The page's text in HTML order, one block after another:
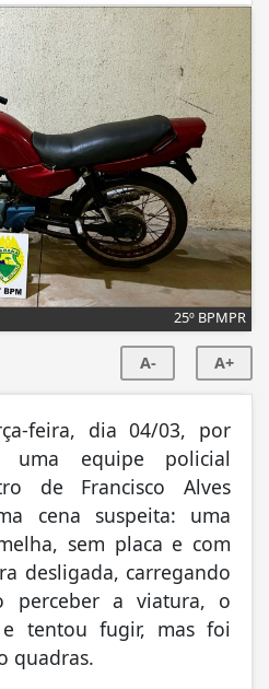
25º BPMPR
A- A+
feira, dia 04/03, por
uma equipe policial
de Francisco Alves
cena suspeita: uma
sem placa e com
desligada, carregando
perceber a viatura, o
tentou fugir, mas foi
quadras.